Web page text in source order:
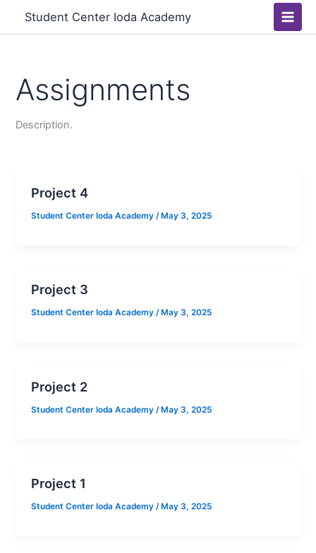
Student Center Ioda Academy
Main
Assignments
Description.
Project 4
Student Center Ioda Academy /May 3, 2025
Project 3
Student Center Ioda Academy/ May 3, 2025
Project 2
Student Center Ioda Academy /May 3, 2025
Project 1
Student Center Ioda Academy/ May 3, 2025